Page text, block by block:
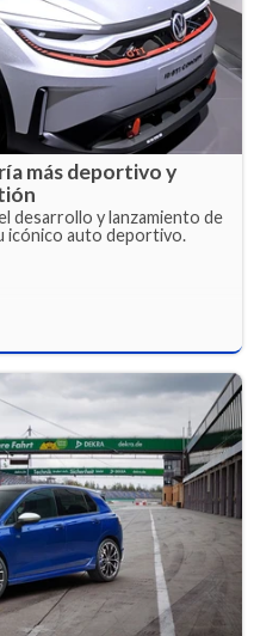
más deportivo y
desarrollo y lanzamiento de
icónico auto deportivo.